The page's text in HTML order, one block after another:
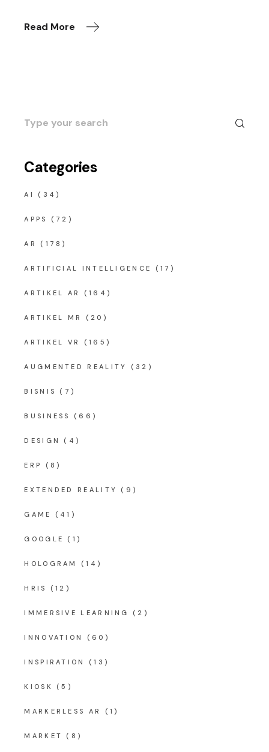
Read More
Search
for:
Categories
AI (34)
APPS (72)
AR (178)
ARTIFICIAL INTELLIGENCE (17)
ARTIKEL AR (164)
ARTIKEL MR (20)
ARTIKEL VR (165)
AUGMENTED REALITY (32)
BISNIS (7)
BUSINESS (66)
DESIGN (4)
ERP (8)
EXTENDED REALITY (9)
GAME (41)
GOOGLE (1)
HOLOGRAM (14)
HRIS (12)
IMMERSIVE LEARNING (2)
INNOVATION (60)
INSPIRATION (13)
KIOSK (5)
MARKERLESS AR (1)
MARKET (8)